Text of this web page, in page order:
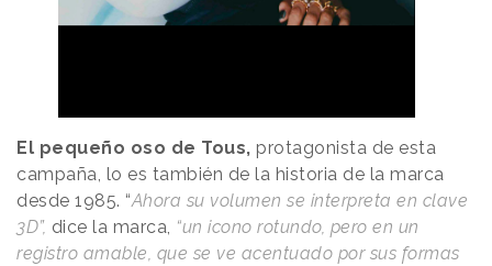
El pequeño oso de Tous, protagonista de esta
campaña, lo es también de la historia de la marca
desde 1985. “Ahora su volumen se interpreta en clave
3D”, dice la marca, “un icono rotundo, pero en un
registro amable, que se ve acentuado por sus formas